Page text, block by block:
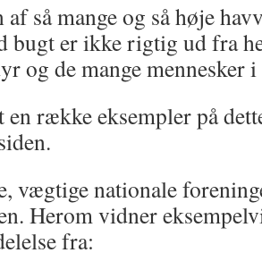
af så mange og så høje
bugt er ikke rigtig ud fra
og de mange mennesker
en række eksempler på
vægtige nationale
Herom vidner
fra: